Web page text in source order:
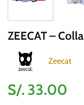
ZEECAT –
Zeecat
S/. 33.00